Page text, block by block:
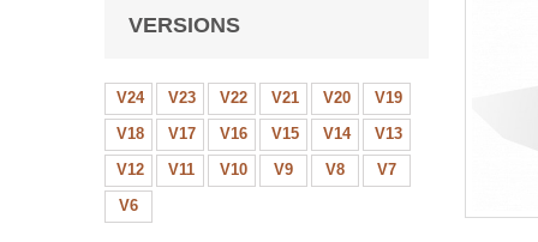
VERSIONS
V24 V23 V22 V21 V20
V19
V18
V17 V16 V15 V14
V13
V12
V11 V10 V9 V8
V7
V6